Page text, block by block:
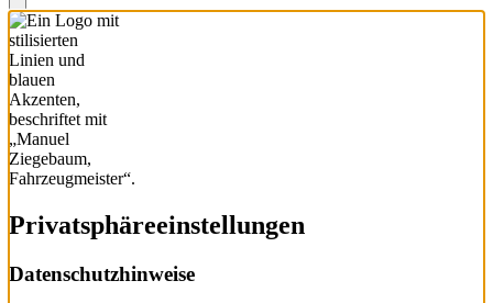
Privatsphäre­einstellungen
Datenschutzhinweise